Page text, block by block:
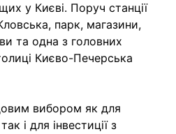
у Києві. Поруч станції
парк, магазини,
та одна з головних
Києво-Печерська
вибором як для
і для інвестиції з